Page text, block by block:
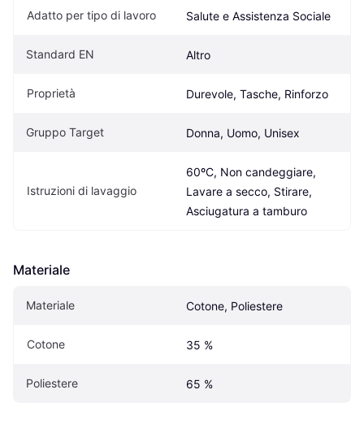
Adatto per tipo di lavoro Salute e Assistenza Sociale
Standard EN Altro
Proprietà Durevole, Tasche, Rinforzo
Gruppo Target Donna, Uomo, Unisex
Istruzioni di lavaggio
60ºC, Non candeggiare,
Lavare a secco, Stirare,
Asciugatura a tamburo
Materiale
Materiale Cotone, Poliestere
Cotone 35 %
Poliestere 65 %